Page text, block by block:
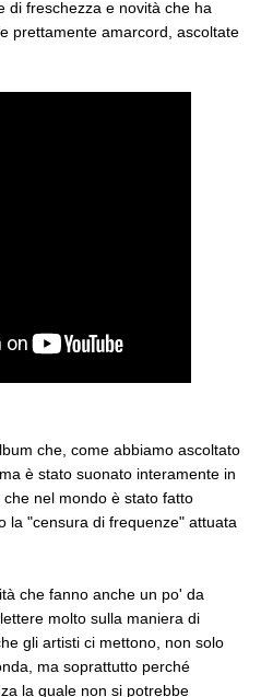
di freschezza e novità che ha
prettamente amarcord, ascoltate
che, come abbiamo ascoltato
è stato suonato interamente in
nel mondo è stato fatto
la "censura di frequenze" attuata
che fanno anche un po' da
molto sulla maniera di
gli artisti ci mettono, non solo
ma soprattutto perché
la quale non si potrebbe